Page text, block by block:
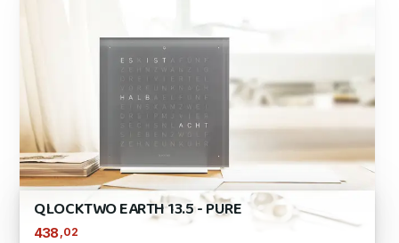
QLOCKTWO EARTH 13.5 - PURE
438 ,02